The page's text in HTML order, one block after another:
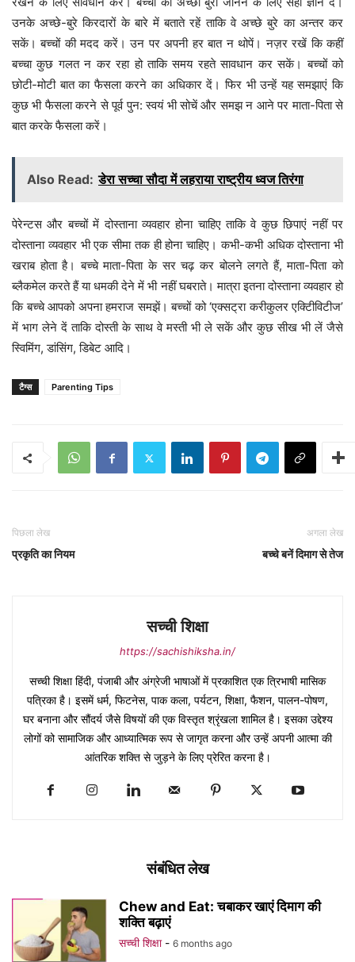
उनके अच्छे-बुरे किरदारों के बारे में बताते रहें ताकि वे अच्छे बुरे का अन्तर कर
सकें। बच्चों की मदद करें। उन पर अपनी हर बात न थोपें। नज़र रखें कि कहीं
बच्चा कुछ गलत न कर रहा हो ताकि समय रहते सावधान कर सकें। बच्चों को
छोटी-मोटी बात का फैसला करने का अधिकार दें। फिर भी उन्हें यह समझाएं कि
कुछ भी फैसला करने से पूर्व पुन: स्वयं भी सोचें और समझ न आने पर माता-पिता से
बात करके फैसला करें।
Also Read: डेरा सच्चा सौदा में लहराया राष्ट्रीय ध्वज तिरंगा
पेरेन्टस और बच्चों में दोस्ताना व्यवहार होना चाहिए ताकि वे कुछ छिपाएं नहीं पर
दोस्ताना व्यवहार भी एक सीमा तक ही होना चाहिए। कभी-कभी अधिक दोस्ताना भी
खराब होता है। बच्चे माता-पिता के सर चढ़ कर बोलने लगते हैं, माता-पिता को
ब्लैकमेल करते हैं या धमकी देने में भी नहीं घबराते। मात्रा इतना दोस्ताना व्यवहार हो
कि बच्चे आपको अपना हमराज समझें। बच्चों को ‘एक्सट्रा करीकुलर एक्टिीविटीज’
में भाग लेने दें ताकि दोस्ती के साथ वे मस्ती भी ले सकें और कुछ सीख भी लें जैसे
स्विमिंग, डांसिंग, डिबेट आदि।
टैग्स Parenting Tips
पिछला लेख
प्रकृति का नियम
अगला लेख
बच्चे बनें दिमाग से तेज
सच्ची शिक्षा
https://sachishiksha.in/
सच्ची शिक्षा हिंदी, पंजाबी और अंग्रेजी भाषाओं में प्रकाशित एक त्रिभाषी मासिक
पत्रिका है। इसमें धर्म, फिटनेस, पाक कला, पर्यटन, शिक्षा, फैशन, पालन-पोषण,
घर बनाना और सौंदर्य जैसे विषयों की एक विस्तृत श्रृंखला शामिल है। इसका उद्देश्य
लोगों को सामाजिक और आध्यात्मिक रूप से जागृत करना और उन्हें अपनी आत्मा की
आंतरिक शक्ति से जुड़ने के लिए प्रेरित करना है।
संबंधित लेख
Chew and Eat: चबाकर खाएं दिमाग की
शक्ति बढ़ाएं
सच्ची शिक्षा - 6 months ago